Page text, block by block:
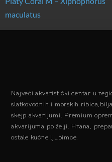
maculatus
Najveći akvaristički centar u
slatkovodnih i morskih
skejp akvarijumi. Premium
akvarijuma po želji. Hrana,
ostale kućne ljubimce.